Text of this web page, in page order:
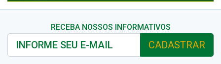
RECEBA NOSSOS INFORMATIVOS
CADASTRAR